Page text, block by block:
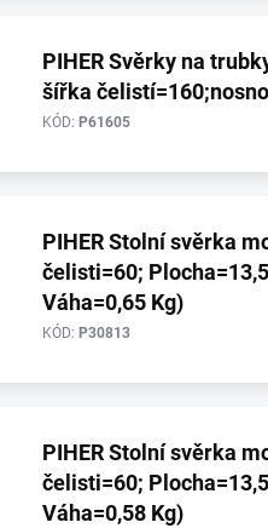
PIHER Svěrky na
šířka
KÓD: P61605
PIHER Stolní svěrka model TPAL
čelisti=60;
Váha=0,65 Kg)
KÓD: P30813
PIHER Stolní svěrka model TPAL
čelisti=60;
Váha=0,58 Kg)